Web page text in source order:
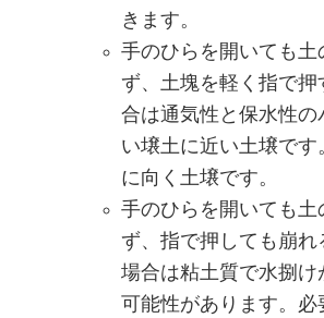
きます。
手のひらを開いても土
ず、土塊を軽く指で押
合は通気性と保水性の
い壌土に近い土壌です
に向く土壌です。
手のひらを開いても土
ず、指で押しても崩れ
場合は粘土質で水捌け
可能性があります。